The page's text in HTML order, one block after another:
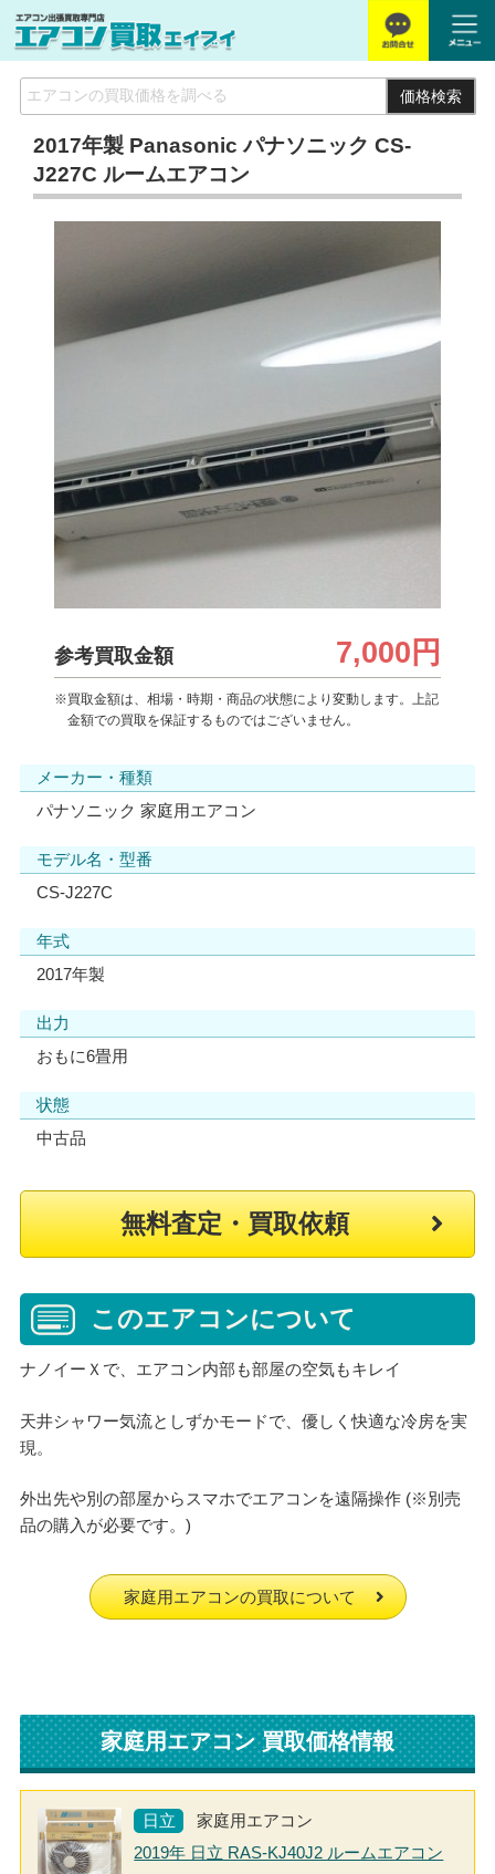
価格検索
2017年製 Panasonic パナソニック CS-
J227C ルームエアコン
参考買取金額 7,000円
※買取金額は、相場・時期・商品の状態により変動します。上記
金額での買取を保証するものではございません。
メーカー・種類
パナソニック 家庭用エアコン
モデル名・型番
CS-J227C
年式
2017年製
出力
おもに6畳用
状態
中古品
無料査定・買取依頼
このエアコンについて
ナノイーＸで、エアコン内部も部屋の空気もキレイ
天井シャワー気流としずかモードで、優しく快適な冷房を実
現。
外出先や別の部屋からスマホでエアコンを遠隔操作 (※別売
品の購入が必要です。)
家庭用エアコンの買取について
家庭用エアコン 買取価格情報
日立
家庭用エアコン
2019年 日立 RAS-KJ40J2 ルームエアコン